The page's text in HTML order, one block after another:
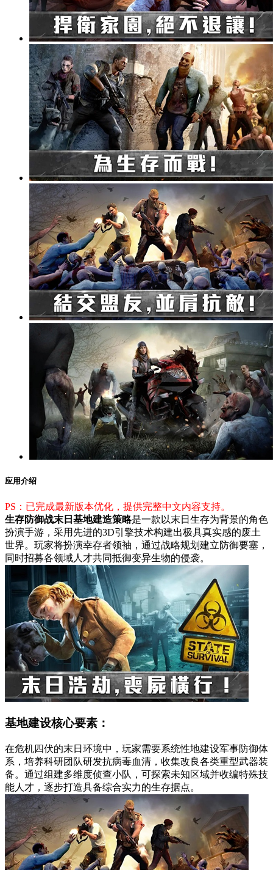
应用介绍
PS：已完成最新版本优化，提供完整中文内容支持。
生存防御战末日基地建造策略是一款以末日生存为背景的角色
扮演手游，采用先进的3D引擎技术构建出极具真实感的废土
世界。玩家将扮演幸存者领袖，通过战略规划建立防御要塞，
同时招募各领域人才共同抵御变异生物的侵袭。
基地建设核心要素：
在危机四伏的末日环境中，玩家需要系统性地建设军事防御体
系，培养科研团队研发抗病毒血清，收集改良各类重型武器装
备。通过组建多维度侦查小队，可探索未知区域并收编特殊技
能人才，逐步打造具备综合实力的生存据点。